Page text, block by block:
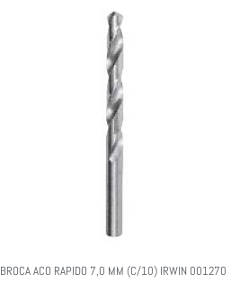
BROCA ACO RAPIDO 7,0 MM (C/10) IRWIN 001270